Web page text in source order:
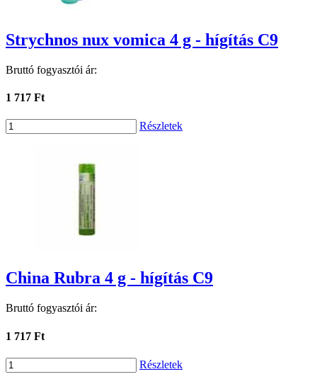
Strychnos nux vomica 4 g - hígítás C9
Bruttó fogyasztói ár:
1 717 Ft
Részletek
China Rubra 4 g - hígítás C9
Bruttó fogyasztói ár:
1 717 Ft
Részletek